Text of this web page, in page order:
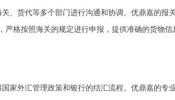
、货代等多个部门进行沟通和协调。优鼎嘉的
严格按照海关的规定进行申报，提供准确的货物
家外汇管理政策和银行的结汇流程。优鼎嘉的